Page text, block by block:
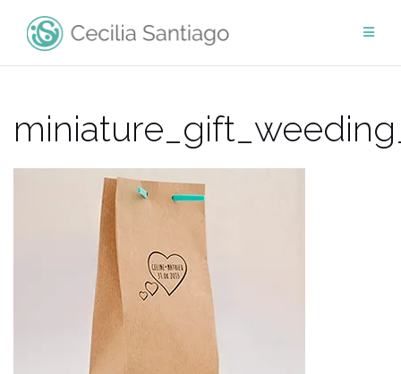
contenido